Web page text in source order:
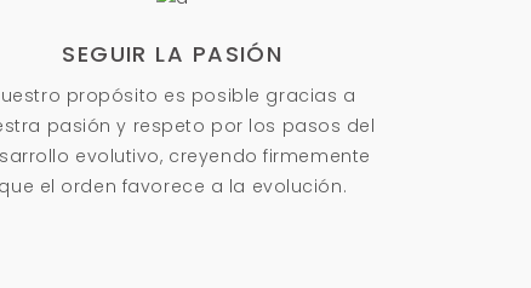
SEGUIR LA PASIÓN
propósito es posible gracias a
pasión y respeto por los pasos del
evolutivo, creyendo firmemente
que el orden favorece a la evolución.